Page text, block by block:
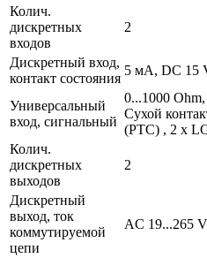
Колич.
дискретных
входов
2
Дискретный вход,
контакт состояния
5 мA, DC 15
Универсальный
вход, сигнальный
0...1000
Сухой
(PTC) , 2 x
Колич.
дискретных
выходов
2
Дискретный
выход, ток
коммутируемой
цепи
AC 19...265 V